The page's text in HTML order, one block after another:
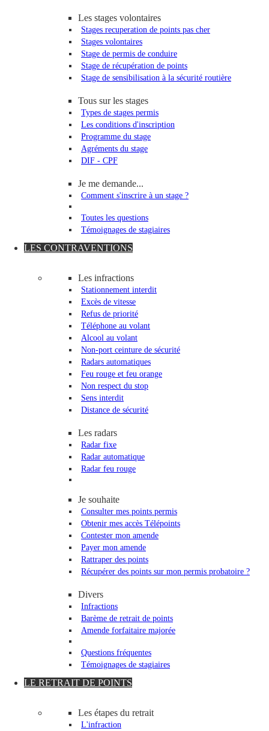
Les stages volontaires
Stages recuperation de points pas cher
Stages volontaires
Stage de permis de conduire
Stage de récupération de points
Stage de sensibilisation à la sécurité routière
Tous sur les stages
Types de stages permis
Les conditions d'inscription
Programme du stage
Agréments du stage
DIF - CPF
Je me demande...
Comment s'inscrire à un stage ?
Toutes les questions
Témoignages de stagiaires
LES CONTRAVENTIONS
Les infractions
Stationnement interdit
Excès de vitesse
Refus de priorité
Téléphone au volant
Alcool au volant
Non-port ceinture de sécurité
Radars automatiques
Feu rouge et feu orange
Non respect du stop
Sens interdit
Distance de sécurité
Les radars
Radar fixe
Radar automatique
Radar feu rouge
Je souhaite
Consulter mes points permis
Obtenir mes accès Télépoints
Contester mon amende
Payer mon amende
Rattraper des points
Récupérer des points sur mon permis probatoire ?
Divers
Infractions
Barème de retrait de points
Amende forfaitaire majorée
Questions fréquentes
Témoignages de stagiaires
LE RETRAIT DE POINTS
Les étapes du retrait
L'infraction